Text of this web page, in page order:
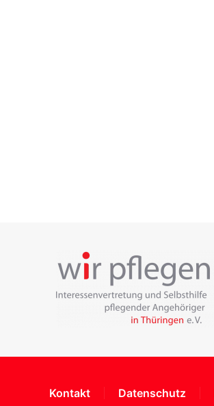
Kontakt Datenschutz